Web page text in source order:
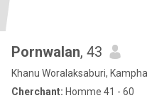
Pornwalan, 43
Khanu Woralaksaburi,
Cherchant: Homme 41 - 60